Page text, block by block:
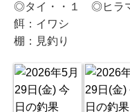
◎タイ・・１ ◎ヒラ
餌：イワシ
棚：見釣り